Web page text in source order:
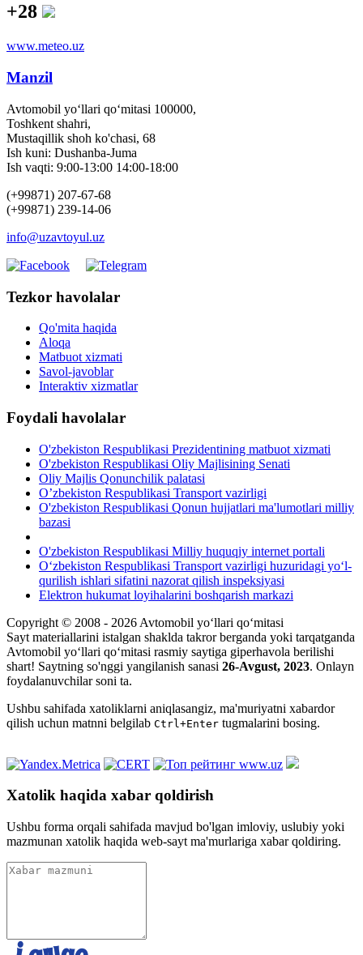
+28
www.meteo.uz
Manzil
Avtomobil yo‘llari qo‘mitasi 100000,
Toshkent shahri,
Mustaqillik shoh ko'chasi, 68
Ish kuni: Dushanba-Juma
Ish vaqti: 9:00-13:00 14:00-18:00
(+99871) 207-67-68
(+99871) 239-14-06
info@uzavtoyul.uz
Tezkor havolalar
Qo'mita haqida
Aloqa
Matbuot xizmati
Savol-javoblar
Interaktiv xizmatlar
Foydali havolalar
O'zbekiston Respublikasi Prezidentining matbuot xizmati
O'zbekiston Respublikasi Oliy Majlisining Senati
Oliy Majlis Qonunchilik palatasi
O’zbekiston Respublikasi Transport vazirligi
O'zbekiston Respublikasi Qonun hujjatlari ma'lumotlari milliy
bazasi
O'zbekiston Respublikasi Milliy huquqiy internet portali
O‘zbekiston Respublikasi Transport vazirligi huzuridagi yo‘l-
qurilish ishlari sifatini nazorat qilish inspeksiyasi
Elektron hukumat loyihalarini boshqarish markazi
Copyright © 2008 - 2026 Avtomobil yo‘llari qo‘mitasi
Sayt materiallarini istalgan shaklda takror berganda yoki tarqatganda
Avtomobil yo‘llari qo‘mitasi rasmiy saytiga giperhavola berilishi
shart! Saytning so'nggi yangilanish sanasi 26-Avgust, 2023. Onlayn
foydalanuvchilar soni ta.
Ushbu sahifada xatoliklarni aniqlasangiz, ma'muriyatni xabardor
qilish uchun matnni belgilab Ctrl+Enter tugmalarini bosing.
Xatolik haqida xabar qoldirish
Ushbu forma orqali sahifada mavjud bo'lgan imloviy, uslubiy yoki
mazmunan xatolik haqida web-sayt ma'murlariga xabar qoldiring.